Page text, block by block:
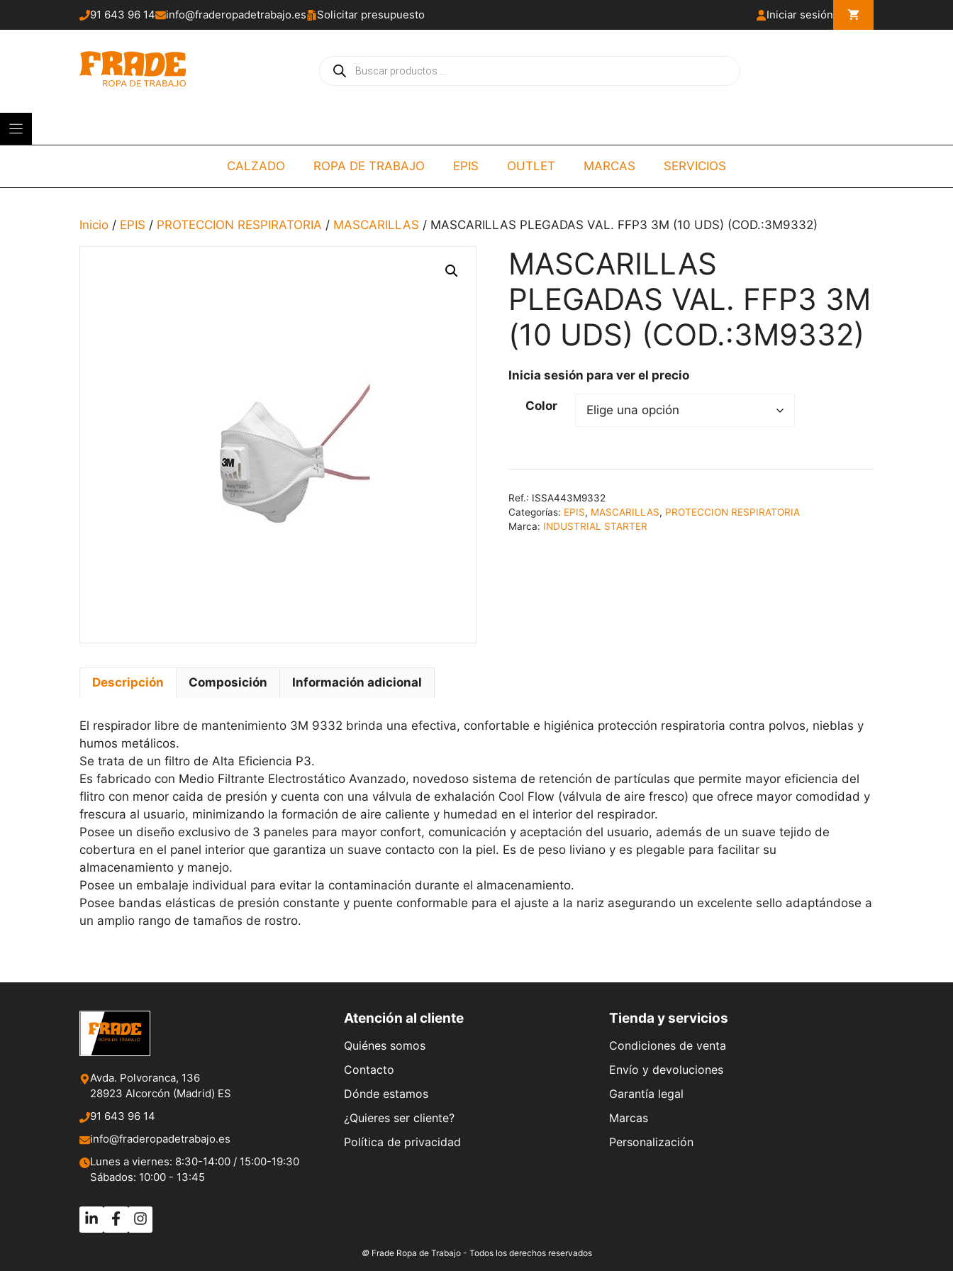
91 643 96 14 info@fraderopadetrabajo.es Solicitar presupuesto Iniciar sesión
Búsqueda
de
CALZADO ROPA DE TRABAJO EPIS OUTLET MARCAS SERVICIOS
Inicio / EPIS / PROTECCION RESPIRATORIA / MASCARILLAS / MASCARILLAS PLEGADAS VAL. FFP3 3M (10 UDS) (COD.:3M9332)
MASCARILLAS
PLEGADAS VAL. FFP3 3M
(10 UDS) (COD.:3M9332)
Inicia sesión para ver el precio
Color
Ref.: ISSA443M9332
Categorías: EPIS, MASCARILLAS, PROTECCION RESPIRATORIA
Marca: INDUSTRIAL STARTER
Descripción Composición Información adicional
El respirador libre de mantenimiento 3M 9332 brinda una efectiva, confortable e higiénica protección respiratoria contra polvos, nieblas y
humos metálicos.
Se trata de un filtro de Alta Eficiencia P3.
Es fabricado con Medio Filtrante Electrostático Avanzado, novedoso sistema de retención de partículas que permite mayor eficiencia del
flitro con menor caida de presión y cuenta con una válvula de exhalación Cool Flow (válvula de aire fresco) que ofrece mayor comodidad y
frescura al usuario, minimizando la formación de aire caliente y humedad en el interior del respirador.
Posee un diseño exclusivo de 3 paneles para mayor confort, comunicación y aceptación del usuario, además de un suave tejido de
cobertura en el panel interior que garantiza un suave contacto con la piel. Es de peso liviano y es plegable para facilitar su
almacenamiento y manejo.
Posee un embalaje individual para evitar la contaminación durante el almacenamiento.
Posee bandas elásticas de presión constante y puente conformable para el ajuste a la nariz asegurando un excelente sello adaptándose a
un amplio rango de tamaños de rostro.
Avda. Polvoranca, 136
28923 Alcorcón (Madrid) ES
91 643 96 14
info@fraderopadetrabajo.es
Lunes a viernes: 8:30-14:00 / 15:00-19:30
Sábados: 10:00 - 13:45
Atención al cliente
Quiénes somos
Contacto
Dónde estamos
¿Quieres ser cliente?
Política de privacidad
Tienda y servicios
Condiciones de venta
Envío y devoluciones
Garantía legal
Marcas
Personalización
©Frade Ropa de Trabajo - Todos los derechos reservados